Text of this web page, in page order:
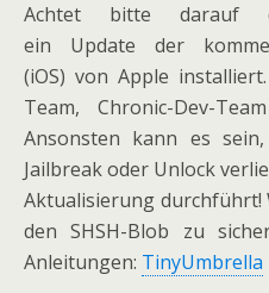
Achtet bitte
ein Update der
(iOS) von Apple
Team, Chronic-Dev-
Ansonsten kann es
Jailbreak oder Unlock
Aktualisierung durchführt!
den SHSH-Blob zu
Anleitungen: TinyUmbrella